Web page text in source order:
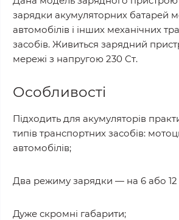
зарядки акумуляторних батарей
автомобілів і інших механічних
засобів. Живиться зарядний
мережі з напругою 230 Ст.
Особливості
Підходить для акумуляторів
типів транспортних засобів:
автомобілів;
Два режиму зарядки — на 6 або 12
Дуже скромні габарити;